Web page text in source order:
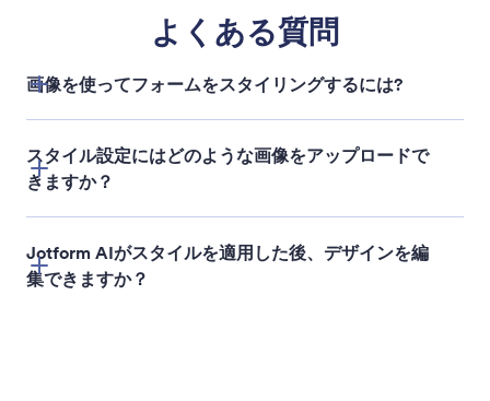
フォームロゴを追加
できます。画像をアップロードすると、Jotform AI
ナルな見た目を維持できます。